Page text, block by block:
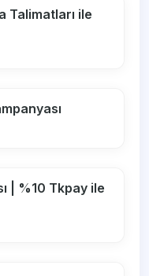
Talimatları ile
| %10 Tkpay ile